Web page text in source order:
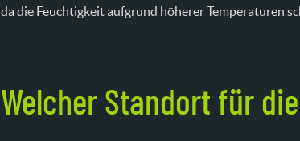
da die Feuchtigkeit aufgrund höherer Temperaturen
Welcher Standort für